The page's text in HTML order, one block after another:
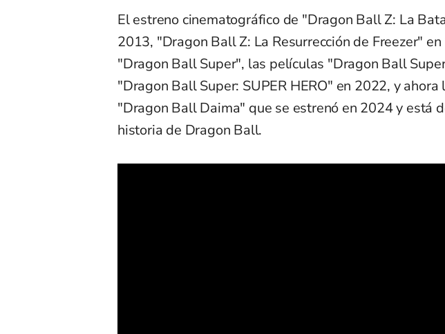
El estreno cinematográfico de "Dragon Ball Z: La
2013, "Dragon Ball Z: La Resurrección de Freezer"
"Dragon Ball Super", las películas "Dragon Ball
"Dragon Ball Super: SUPER HERO" en 2022, y
"Dragon Ball Daima" que se estrenó en 2024 y está
historia de Dragon Ball.